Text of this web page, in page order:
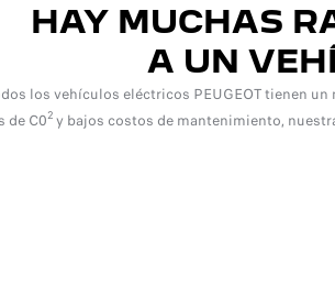
HAY MUCHAS
A UN
los vehículos eléctricos PEUGEOT tienen
de C02 y bajos costos de mantenimiento,